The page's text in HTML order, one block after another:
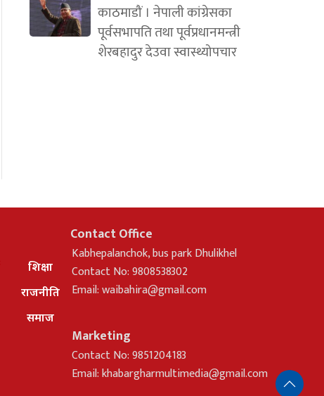
काठमाडौं । नेपाली कांग्रेसका
पूर्वसभापति तथा पूर्वप्रधानमन्त्री
शेरबहादुर देउवा स्वास्थ्योपचार
शिक्षा
राजनीति
समाज
Contact Office
Kabhepalanchok, bus park Dhulikhel
Contact No: 9808538302
Email:waibahira@gmail.com
Marketing
Contact No: 9851204183
Email:khabargharmultimedia@gmail.com